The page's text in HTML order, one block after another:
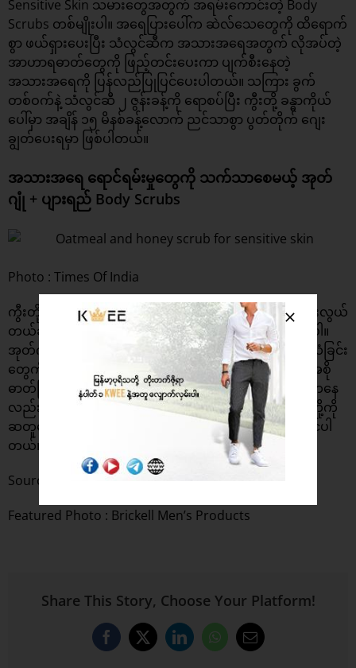
Sensitive Skin သမားတွေအတွက် အရမ်းကောင်းတဲ့ Body
Scrubs တစ်မျိုးပါ။ အရေပြားပေါ်က ဆဲလ်သေတွေကို ထိရောက်
စွာ ဖယ်ရှားပေးပြီး သံလွင်ဆီက အသားအရေအတွက် လိုအပ်တဲ့
အာဟာရဓာတ်တွေကို ဖြည့်တင်းပေးကာ ပျက်စီးနေတဲ့
အသားအရေကို ပြန်လည်ပြုပြင်ပေးပါတယ်။ သကြား ခွက်
တစ်ဝက်နဲ့ သံလွင်ဆီ ၂ ဇွန်းခန့်ကို ရောစပ်ပြီး ကွီးတို့ ခန္ဓာကိုယ်
ပေါ်မှာ အချိန် ၁၅ မိနစ်ခန့်လောက် ညင်သာစွာ ပွတ်တိုက် ဂျေး
ချွတ်ပေးရမှာ ဖြစ်ပါတယ်။
အသားအရေ ရောင်ရမ်းမှုတွေကို သက်သာစေမယ့် အုတ်
ဂျုံ + ပျားရည် Body Scrubs
Photo : Times Of India
ကွီးတို့ အသားအရေက ယားယံလွယ်တယ် ၊ နီမြန်းရောင်ရမ်းလွယ်
တယ်ဆိုရင် အုတ်ဂျုံ + ပျားရည် Body Scrubs ကို သုံးပေးပါ။
အုတ်ဂျုံက အသားအရေ နီးမြန်းရောင်ရမ်းခြင်းတွေ ၊ ယားယံခြင်း
တွေကို သက်သာစေပြီး ပျားရည်ကတော့ အသားအရေကို အစို
ဓာတ်ဖြည့်တင်းပေးကာ ဘက်တီးရီးယား ပိုးမွှားတွေရဲ့ ရန်ကနေ
လည်း ကာကွယ်ပေးနိုင်စွမ်းရှိပါတယ်။ အုတ်ဂျုံနဲ့ ပျားရည်တို့ကို
ဆတူရောစပ်ပြီး အရေပြားပေါ် ညင်သွာစွာ ပွတ်တိုက်ပေးနိုင်ပါ
တယ်။
Source :
Times Of India
Featured Photo : Brickell Men’s Products
Share This Story, Choose Your Platform!
Facebook
X LinkedInWhatsApp
Email